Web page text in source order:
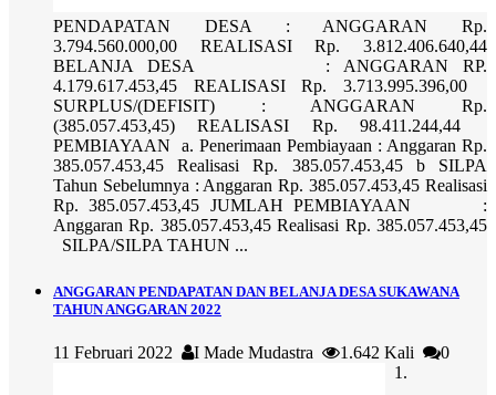
PENDAPATAN DESA : ANGGARAN Rp.
3.794.560.000,00 REALISASI Rp. 3.812.406.640,44
BELANJA DESA : ANGGARAN RP.
4.179.617.453,45 REALISASI Rp. 3.713.995.396,00
SURPLUS/(DEFISIT) : ANGGARAN Rp.
(385.057.453,45) REALISASI Rp. 98.411.244,44
PEMBIAYAAN a. Penerimaan Pembiayaan : Anggaran Rp.
385.057.453,45 Realisasi Rp. 385.057.453,45 b SILPA
Tahun Sebelumnya : Anggaran Rp. 385.057.453,45 Realisasi
Rp. 385.057.453,45 JUMLAH PEMBIAYAAN :
Anggaran Rp. 385.057.453,45 Realisasi Rp. 385.057.453,45
SILPA/SILPA TAHUN ...
ANGGARAN PENDAPATAN DAN BELANJA DESA SUKAWANA
TAHUN ANGGARAN 2022
11 Februari 2022 I Made Mudastra 1.642 Kali
0
1.